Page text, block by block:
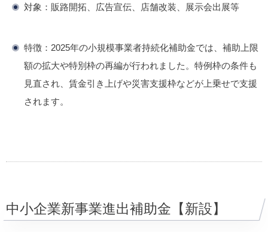
対象：販路開拓、広告宣伝、店舗改装、展示会出展等
特徴：​ 2025年の小規模事業者持続化補助金では、補助上限
額の拡大や特別枠の再編が行われました。特例枠の条件も
見直され、賃金引き上げや災害支援枠などが上乗せで支援
されます。
中小企業新事業進出補助金【新設】